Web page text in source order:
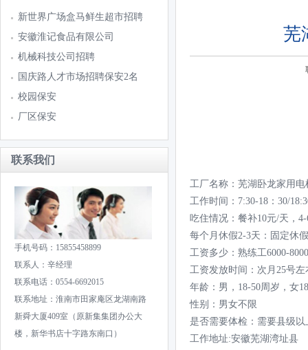
新世界广场盒马鲜生超市招聘
安徽淮记食品有限公司
机械科技公司招聘
国庆路人才市场招聘保安2名
校园保安
厂区保安
联系我们
手机号码：15855458899
联系人：辛经理
联系电话：0554-6692015
联系地址：淮南市田家庵区龙湖南路
新舜大厦409室（原新集集团办公大
楼，新华书店十字路东南口）
芜
工厂名称：芜湖卧龙家用电
工作时间：7:30-18：30/
吃住情况：餐补10元/天，
每个月休假2-3天：固定休假
工资多少：熟练工6000-
工资发放时间：次月25号左
年龄：男，18-50周岁，女
性别：男女不限
是否需要体检：需要县级以
工作地址:安徽芜湖湾址县